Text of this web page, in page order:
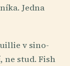
Jedna
v sino-
ne stud. Fish